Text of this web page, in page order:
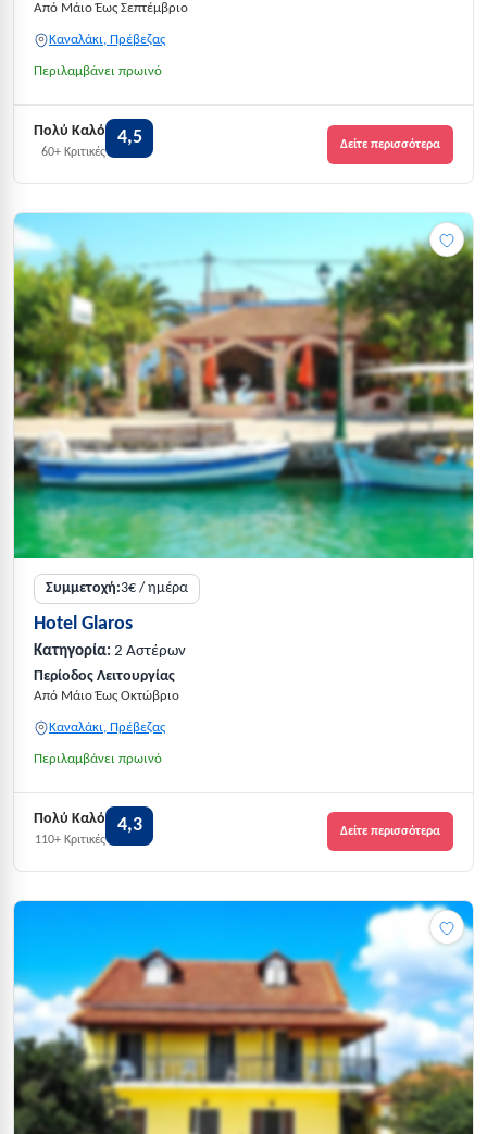
Από Μάιο Έως Σεπτέμβριο
Καναλάκι, Πρέβεζας
Περιλαμβάνει πρωινό
Πολύ Καλό
60+ Κριτικές
4,5 Δείτε περισσότερα
Συμμετοχή:3€ / ημέρα
Hotel Glaros
Κατηγορία: 2 Αστέρων
Περίοδος Λειτουργίας
Από Μάιο Έως Οκτώβριο
Καναλάκι, Πρέβεζας
Περιλαμβάνει πρωινό
Πολύ Καλό
110+ Κριτικές
4,3 Δείτε περισσότερα